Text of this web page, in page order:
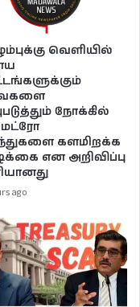
வெளியில்
நோக்கில்
களமிறக்க
என அறிவிப்பு
ago